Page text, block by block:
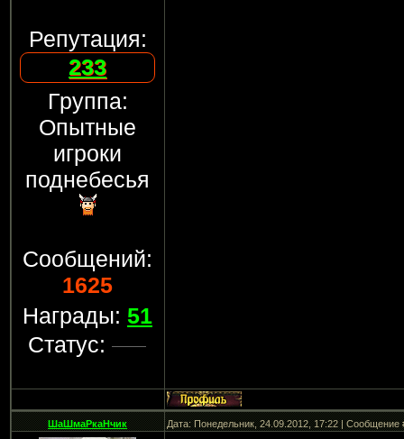
Репутация:
233
Группа:
Опытные
игроки
поднебесья
Сообщений:
1625
Награды: 51
Статус:
ШаШмаРкаНчик Дата: Понедельник, 24.09.2012, 17:22 | Сообщение